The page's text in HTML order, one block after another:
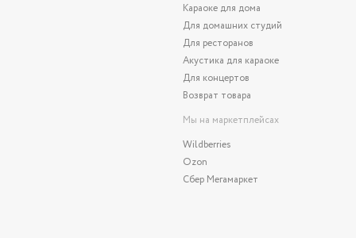
Караоке для дома
Для домашних студий
Для ресторанов
Акустика для караоке
Для концертов
Возврат товара
Мы на маркетплейсах
Wildberries
Ozon
Сбер Мегамаркет